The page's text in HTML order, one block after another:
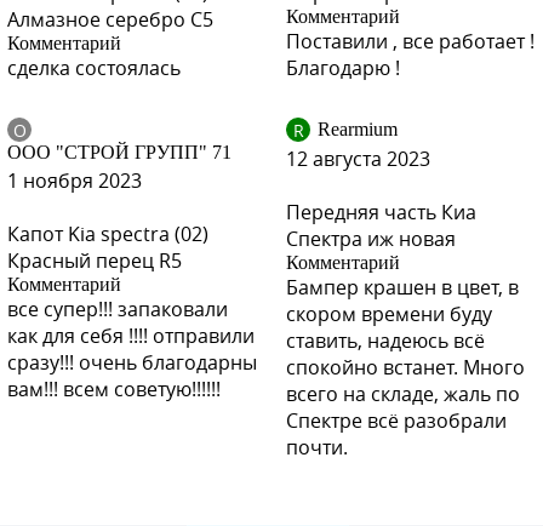
6B, 1014 - МЕРЦАЮЩИЙ СИНИЙ
6B, 1014 - МЕРЦАЮЩИЙ СИНИЙ
6B, 1014 - МЕРЦАЮЩИЙ СИНИЙ
6B, 1014 - МЕРЦАЮЩИЙ СИНИЙ
Алмазное серебро C5
Комментарий
сделка состоялась
Комментарий
Поставили , все работает !
Благодарю !
О
ООО "СТРОЙ ГРУПП" 71
1 ноября 2023
Капот Kia spectra (02)
Красный перец R5
Комментарий
все супер!!! запаковали
как для себя !!!! отправили
сразу!!! очень благодарны
вам!!! всем советую!!!!!!
R Rearmium
12 августа 2023
Передняя часть Киа
Спектра иж новая
Комментарий
Бампер крашен в цвет, в
скором времени буду
ставить, надеюсь всё
спокойно встанет. Много
всего на складе, жаль по
Спектре всё разобрали
почти.